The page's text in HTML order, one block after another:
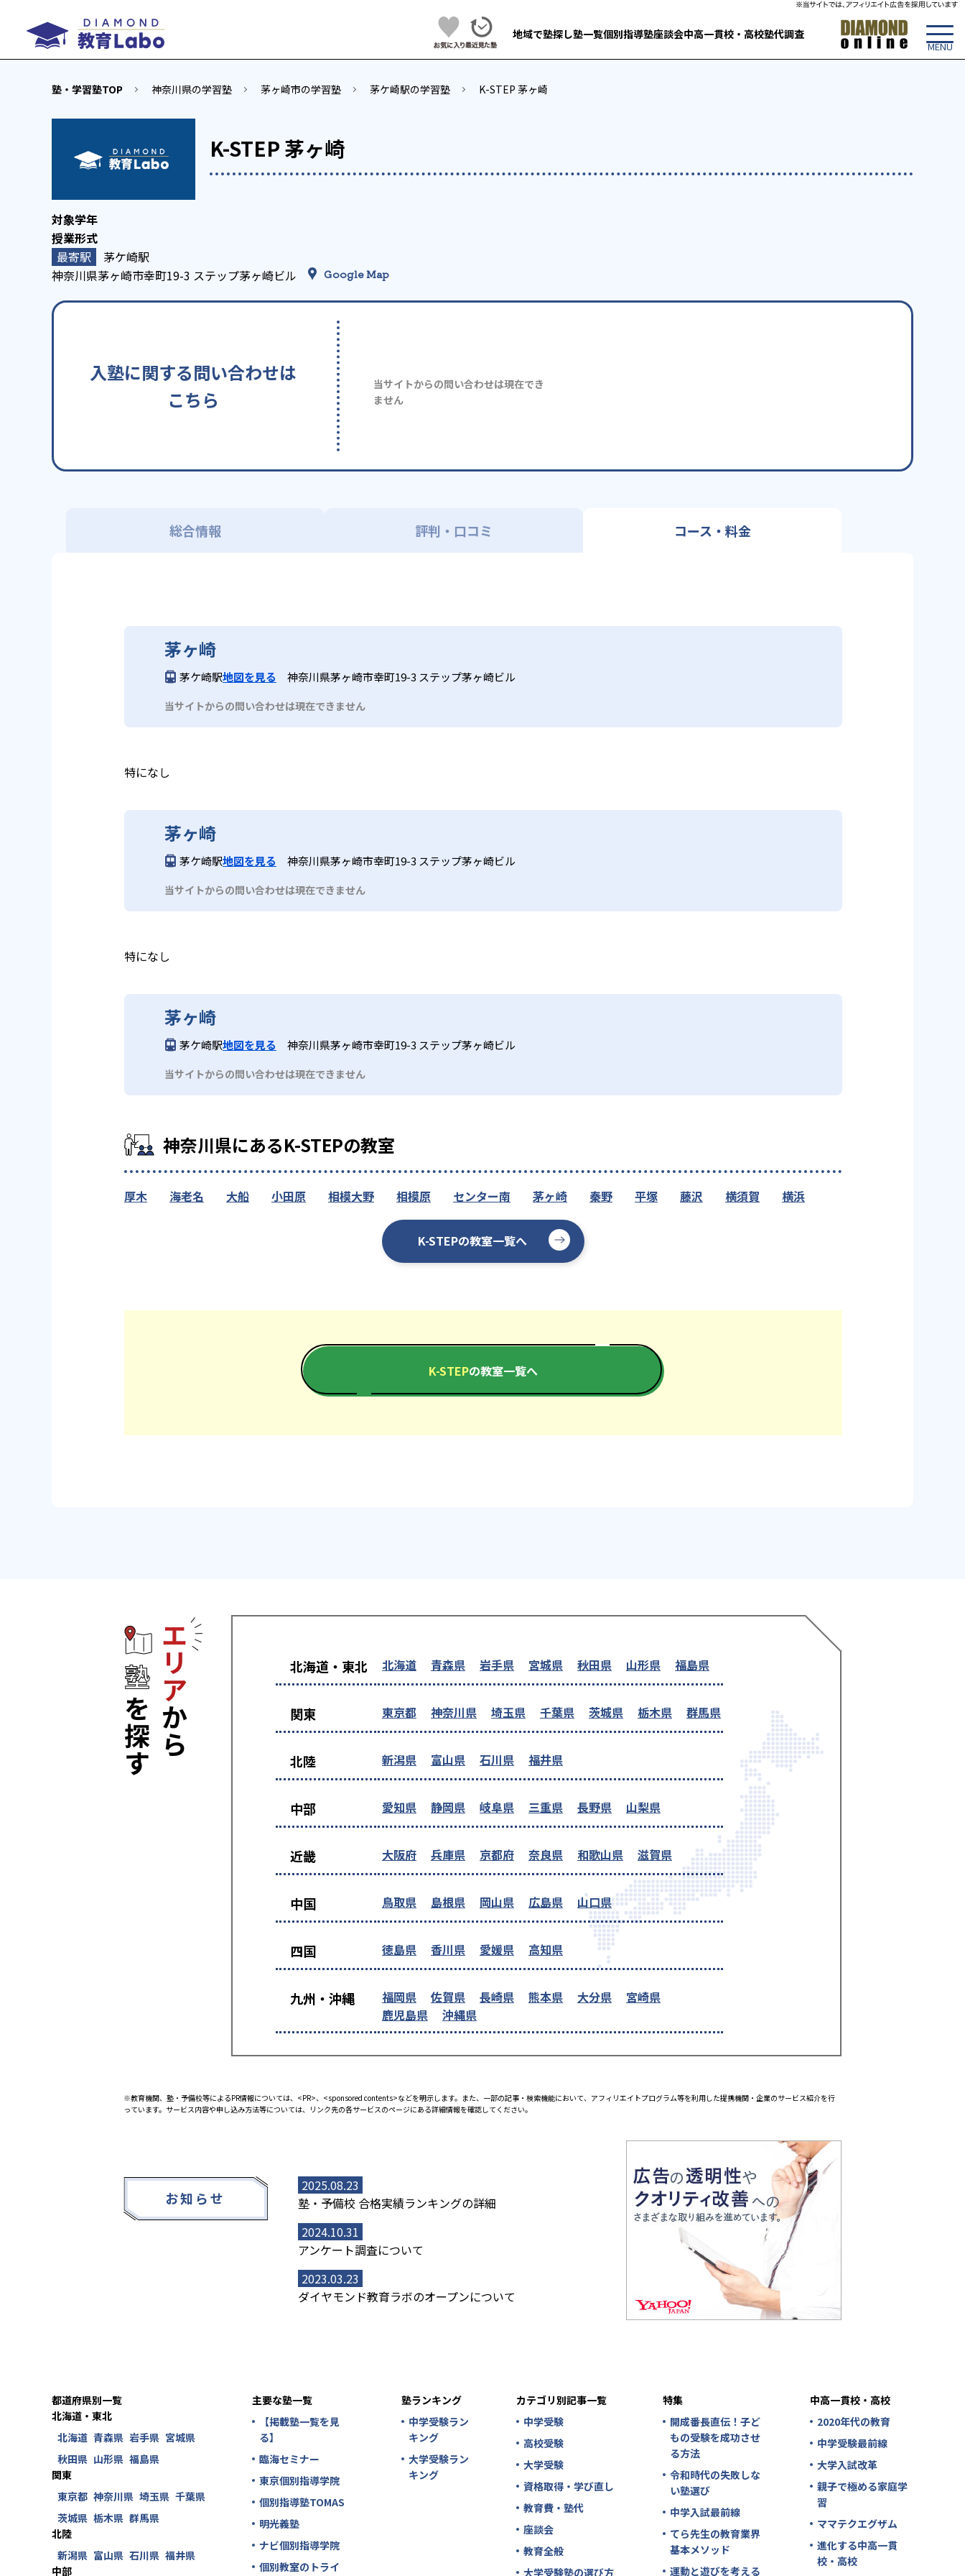
地域で塾探し塾一覧個別指導塾座談会中高一貫校・高校塾代調査
塾・学習塾TOP 神奈川県の学習塾 茅ヶ崎市の学習塾 茅ケ崎駅の学習塾 K-STEP 茅ヶ崎
K-STEP 茅ヶ崎
茅ケ崎駅
神奈川県茅ヶ崎市幸町19-3 ステップ茅ヶ崎ビル
Google Map
入塾に関する問い合わせは
こちら
当サイトからの問い合わせは現在でき
ません
総合情報 評判・口コミ コース・料金
茅ヶ崎
茅ケ崎駅地図を見る 神奈川県茅ヶ崎市幸町19-3 ステップ茅ヶ崎ビル
当サイトからの問い合わせは現在できません
特になし
茅ヶ崎
茅ケ崎駅地図を見る 神奈川県茅ヶ崎市幸町19-3 ステップ茅ヶ崎ビル
当サイトからの問い合わせは現在できません
特になし
茅ヶ崎
茅ケ崎駅地図を見る 神奈川県茅ヶ崎市幸町19-3 ステップ茅ヶ崎ビル
当サイトからの問い合わせは現在できません
神奈川県にあるK-STEPの教室
厚木 海老名 大船 小田原 相模大野 相模原 センター南 茅ヶ崎 秦野 平塚 藤沢 横須賀 横浜
K-STEPの教室一覧へ
K-STEPの教室一覧へ
北海道・東北 北海道 青森県 岩手県 宮城県 秋田県 山形県 福島県
関東 東京都 神奈川県 埼玉県 千葉県 茨城県 栃木県 群馬県
北陸 新潟県 富山県 石川県 福井県
中部 愛知県 静岡県 岐阜県 三重県 長野県 山梨県
近畿 大阪府 兵庫県 京都府 奈良県 和歌山県 滋賀県
中国 鳥取県 島根県 岡山県 広島県 山口県
四国 徳島県 香川県 愛媛県 高知県
九州・沖縄 福岡県 佐賀県 長崎県 熊本県 大分県
宮崎県
鹿児島県
沖縄県
※教育機関、塾・予備校等によるPR情報については、<PR>、<sponsored contents>などを明示します。また、一部の記事・検索機能において、アフィリエイトプログラム等を利用した提携機関・企業のサービス紹介を行
っています。サービス内容や申し込み方法等については、リンク先の各サービスのページにある詳細情報を確認してください。
お知らせ
2025.08.23
塾・予備校 合格実績ランキングの詳細
2024.10.31
アンケート調査について
2023.03.23
ダイヤモンド教育ラボのオープンについて
都道府県別一覧
北海道・東北
北海道 青森県 岩手県 宮城県
秋田県 山形県 福島県
関東
東京都 神奈川県 埼玉県 千葉県
茨城県 栃木県 群馬県
北陸
新潟県 富山県 石川県 福井県
中部
主要な塾一覧
【掲載塾一覧を見
る】
臨海セミナー
東京個別指導学院
個別指導塾TOMAS
明光義塾
ナビ個別指導学院
個別教室のトライ
塾ランキング
中学受験ラン
キング
大学受験ラン
キング
カテゴリ別記事一覧
中学受験
高校受験
大学受験
資格取得・学び直し
教育費・塾代
座談会
教育全般
大学受験塾の選び方
特集
開成番長直伝！子ど
もの受験を成功させ
る方法
令和時代の失敗しな
い塾選び
中学入試最前線
てら先生の教育業界
基本メソッド
運動と遊びを考える
中高一貫校・高校
2020年代の教育
中学受験最前線
大学入試改革
親子で極める家庭学
習
ママテクエグザム
進化する中高一貫
校・高校